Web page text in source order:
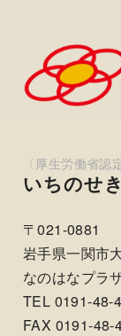
いちのせ
〒021-0881
岩手県一関市
なのはなプラ
TEL 0191-48-
FAX 0191-48-